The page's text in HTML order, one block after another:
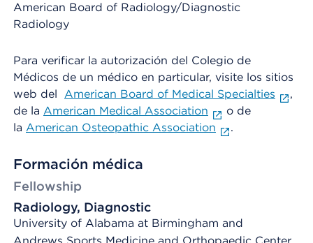
American Board of Radiology/Diagnostic
Radiology
Para verificar la autorización del Colegio de
Médicos de un médico en particular, visite los sitios
web del American Board of Medical Specialties
,
de la American Medical Association
o de
la American Osteopathic Association .
Formación médica
Fellowship
Radiology, Diagnostic
University of Alabama at Birmingham and